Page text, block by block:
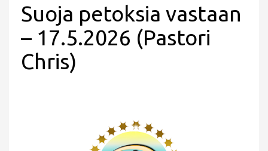
Suoja petoksia vastaan
– 17.5.2026 (Pastori
Chris)